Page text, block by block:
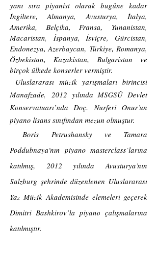
yanı sıra piyanist olarak bugüne kadar
İngiltere, Almanya, Avusturya, İtalya,
Amerika, Belçika, Fransa, Yunanistan,
Macaristan, İspanya, İsviçre, Gürcistan,
Endonezya, Azerbaycan, Türkiye, Romanya,
Özbekistan, Kazakistan, Bulgaristan ve
birçok ülkede konserler vermiştir.
Uluslararası müzik yarışmaları birincisi
Manafzade, 2012 yılında MSGSÜ Devlet
Konservatuarı’nda Doç. Nurferi Onur'un
piyano lisans sınıfından mezun olmuştur.
Boris Petrushansky ve Tamara
Poddubnaya'nın piyano masterclass’larına
katılmış, 2012 yılında Avusturya'nın
Salzburg şehrinde düzenlenen Uluslararası
Yaz Müzik Akademisinde elemeleri geçerek
Dimitri Bashkirov’la piyano çalışmalarına
katılmıştır.